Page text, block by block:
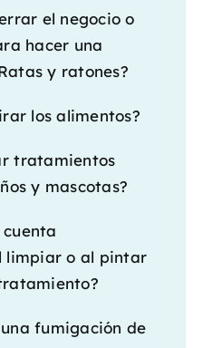
el negocio o
hacer una
y ratones?
los alimentos?
tratamientos
y mascotas?
limpiar o al pintar
fumigación de